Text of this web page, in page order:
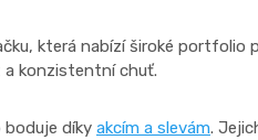
která nabízí široké
konzistentní chuť.
díky akcím a slevám.